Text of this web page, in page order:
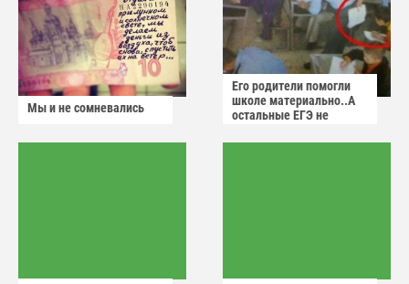
Мы и не сомневались
Его родители помогли
школе материально..А
остальные ЕГЭ не